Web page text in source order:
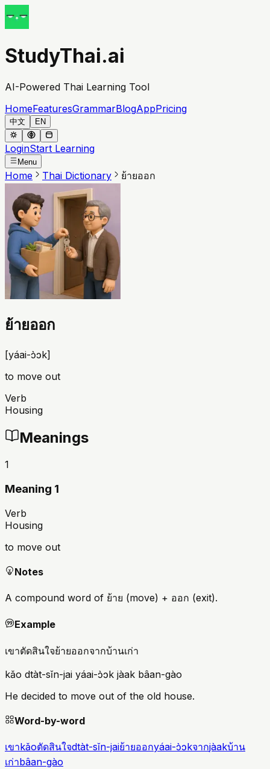
StudyThai.ai
AI-Powered Thai Learning Tool
HomeFeaturesGrammarBlogAppPricing
中文 EN
LoginStart Learning
Menu
Home Thai Dictionary ย้ายออก
ย้ายออก
[yáai-ɔ̀ɔk]
to move out
Verb
Housing
Meanings
1
Meaning 1
Verb
Housing
to move out
Notes
A compound word of ย้าย (move) + ออก (exit).
Example
เขาตัดสินใจย้ายออกจากบ้านเก่า
kǎo dtàt-sǐn-jai yáai-ɔ̀ɔk jàak bâan-gào
He decided to move out of the old house.
Word-by-word
เขาkǎoตัดสินใจdtàt-sǐn-jaiย้ายออกyáai-ɔ̀ɔkจากjàakบ้าน
เก่าbâan-gào